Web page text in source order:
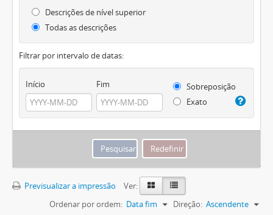
Descrições de nível superior
Todas as descrições
Filtrar por intervalo de datas:
Início Fim
Sobreposição
Exato
Previsualizar a impressão
Ver:
Ordenar por ordem: Data fim Direção: Ascendente